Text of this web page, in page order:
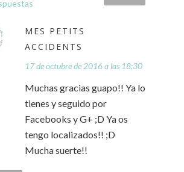
MES PETITS
ACCIDENTS
17 de octubre de 2016 a las 18:30
Muchas gracias guapo!! Ya lo
tienes y seguido por
Facebooks y G+ ;D Ya os
tengo localizados!! ;D
Mucha suerte!!